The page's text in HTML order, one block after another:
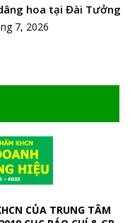
hoa tại Đài Tưởng
7, 2026
CỦA TRUNG TÂM